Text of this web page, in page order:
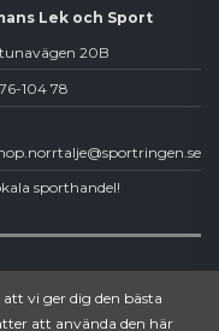
i varukorgen
Lek och Sport
20B
104 78
sporthandel!
vi ger dig den bästa
att använda den här